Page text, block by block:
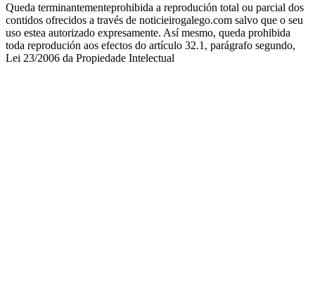
Queda terminantementeprohibida a reprodución total ou parcial dos
contidos ofrecidos a través de noticieirogalego.com salvo que o seu
uso estea autorizado expresamente. Así mesmo, queda prohibida
toda reprodución aos efectos do artículo 32.1, parágrafo segundo,
Lei 23/2006 da Propiedade Intelectual